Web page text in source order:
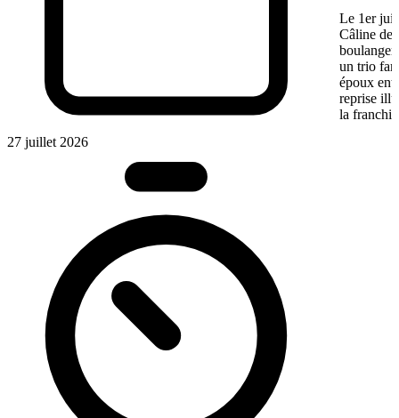
27 juillet 2026
Le 1er
Câline de
un trio
époux
reprise
la